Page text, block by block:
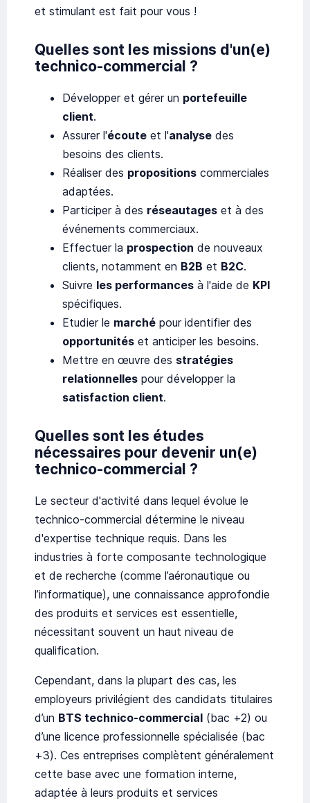
et stimulant est fait pour vous !
Quelles sont les missions d'un(e)
technico-commercial ?
Développer et gérer un portefeuille
client.
Assurer l'écoute et l'analyse des
besoins des clients.
Réaliser des propositions commerciales
adaptées.
Participer à des réseautages et à des
événements commerciaux.
Effectuer la prospection de nouveaux
clients, notamment en B2B et B2C.
Suivre les performances à l'aide de KPI
spécifiques.
Etudier le marché pour identifier des
opportunités et anticiper les besoins.
Mettre en œuvre des stratégies
relationnelles pour développer la
satisfaction client.
Quelles sont les études
nécessaires pour devenir un(e)
technico-commercial ?
Le secteur d'activité dans lequel évolue le
technico-commercial détermine le niveau
d'expertise technique requis. Dans les
industries à forte composante technologique
et de recherche (comme l’aéronautique ou
l’informatique), une connaissance approfondie
des produits et services est essentielle,
nécessitant souvent un haut niveau de
qualification.
Cependant, dans la plupart des cas, les
employeurs privilégient des candidats titulaires
d’un BTS technico-commercial (bac +2) ou
d’une licence professionnelle spécialisée (bac
+3). Ces entreprises complètent généralement
cette base avec une formation interne,
adaptée à leurs produits et services